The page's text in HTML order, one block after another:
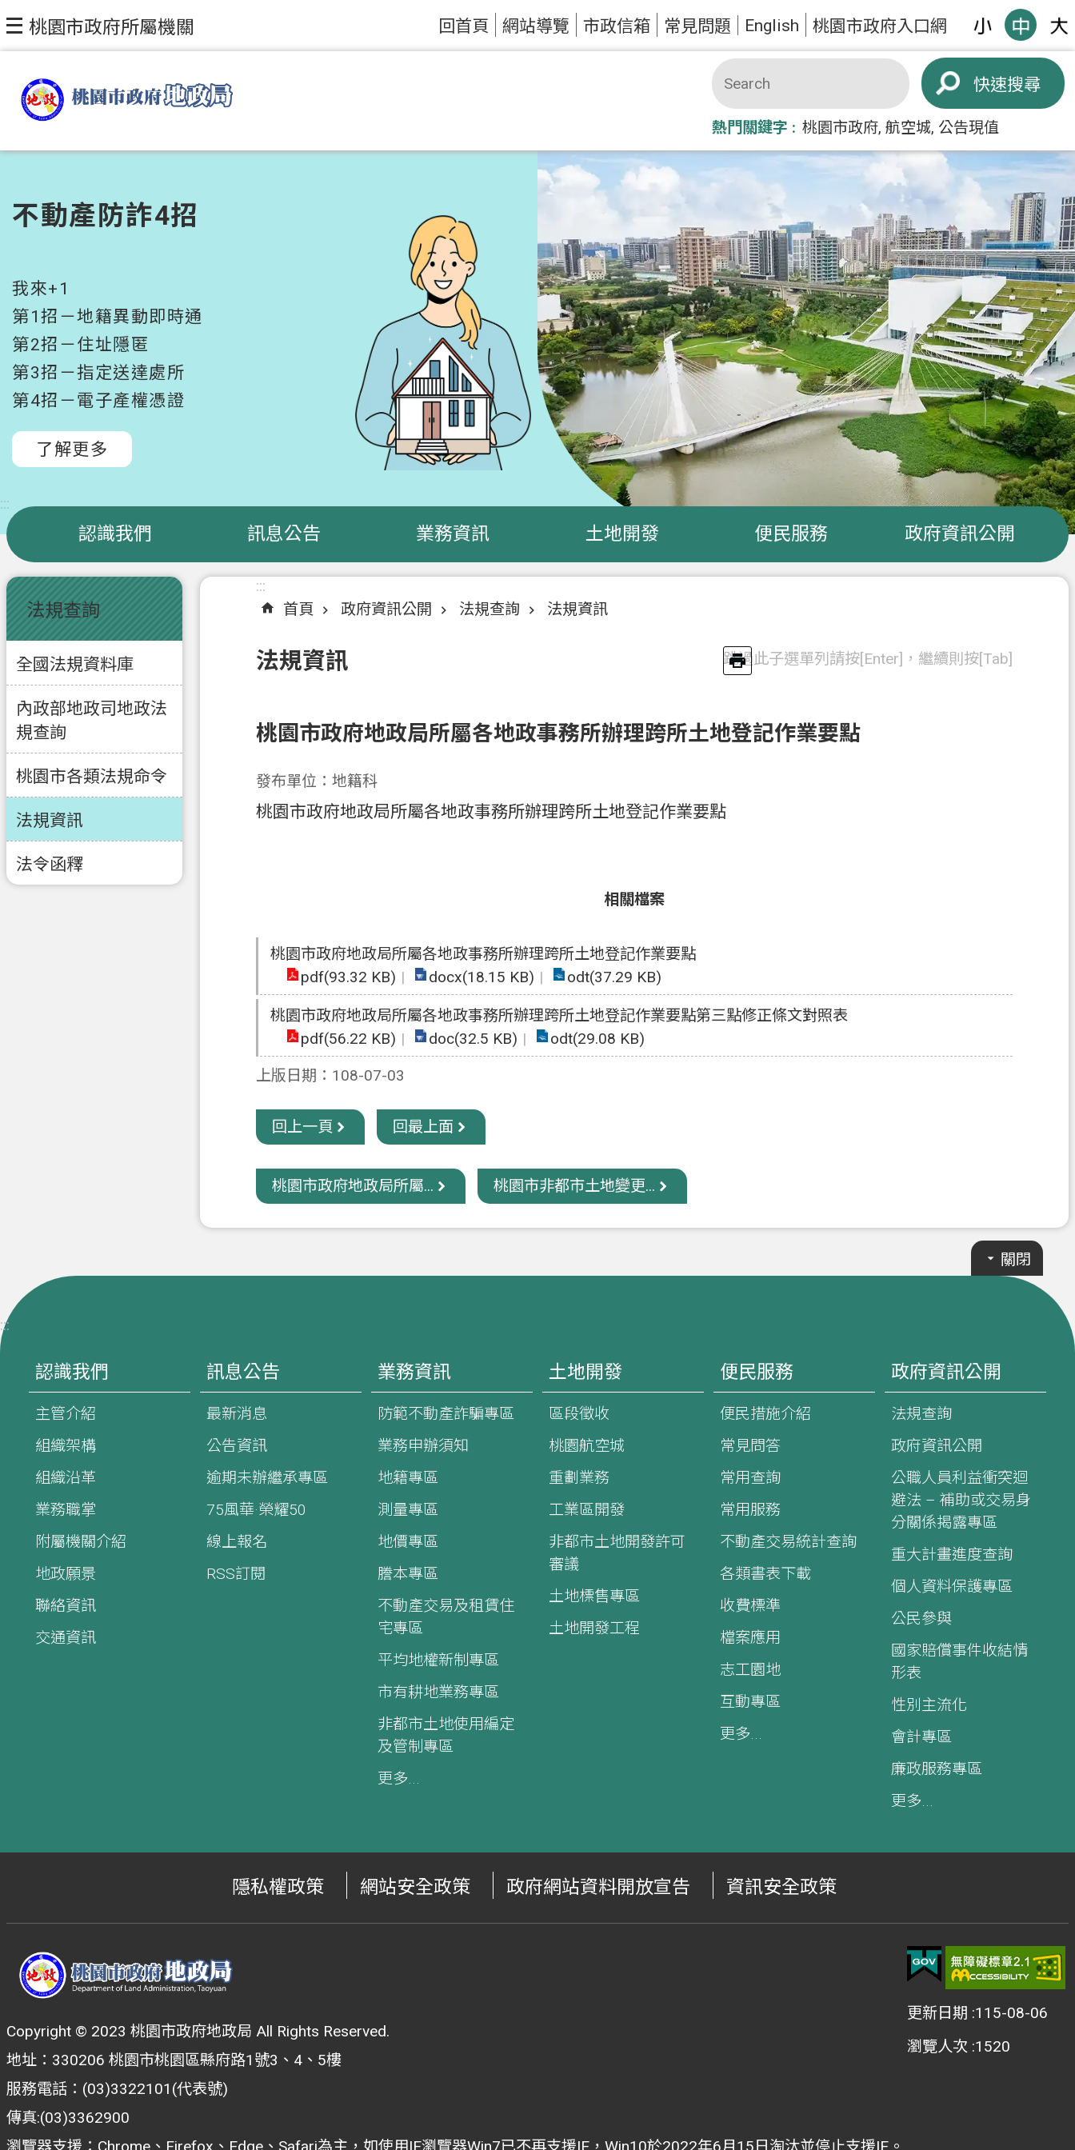
跳到主要內容區塊
桃園市政府所屬機關 回首頁 網站導覽 市政信箱 常見問題 English 桃園市政府入口網
搜尋
熱門關鍵字 桃園市政府 航空城 公告現值
不動產防詐4招
我來+1
第1招－地籍異動即時通
第2招－住址隱匿
第3招－指定送達處所
第4招－電子產權憑證
了解更多
:::
認識我們 訊息公告 業務資訊 土地開發 便民服務 政府資訊公開
:::
法規查詢
全國法規資料庫
內政部地政司地政法
規查詢
桃園市各類法規命令
法規資訊
法令函釋
:::
首頁
政府資訊公開 法規查詢 法規資訊
法規資訊 跳過此子選單列請按[Enter]，繼續則按[Tab]
桃園市政府地政局所屬各地政事務所辦理跨所土地登記作業要點
發布單位：地籍科
桃園市政府地政局所屬各地政事務所辦理跨所土地登記作業要點
相關檔案
桃園市政府地政局所屬各地政事務所辦理跨所土地登記作業要點
pdf(93.32 KB)
docx(18.15 KB) odt(37.29 KB)
桃園市政府地政局所屬各地政事務所辦理跨所土地登記作業要點第三點修正條文對照表
pdf(56.22 KB)
doc(32.5 KB)
odt(29.08 KB)
上版日期：108-07-03
回上一頁 回最上面
桃園市政府地政局所屬... 桃園市非都市土地變更...
關閉
:::
認識我們
主管介紹
組織架構
組織沿革
業務職掌
附屬機關介紹
地政願景
聯絡資訊
交通資訊
訊息公告
最新消息
公告資訊
逾期未辦繼承專區
75風華·榮耀50
線上報名
RSS訂閱
業務資訊
防範不動產詐騙專區
業務申辦須知
地籍專區
測量專區
地價專區
謄本專區
不動產交易及租賃住
宅專區
平均地權新制專區
市有耕地業務專區
非都市土地使用編定
及管制專區
更多...
土地開發
區段徵收
桃園航空城
重劃業務
工業區開發
非都市土地開發許可
審議
土地標售專區
土地開發工程
便民服務
便民措施介紹
常見問答
常用查詢
常用服務
不動產交易統計查詢
各類書表下載
收費標準
檔案應用
志工園地
互動專區
更多...
政府資訊公開
法規查詢
政府資訊公開
公職人員利益衝突迴
避法 – 補助或交易身
分關係揭露專區
重大計畫進度查詢
個人資料保護專區
公民參與
國家賠償事件收結情
形表
性別主流化
會計專區
廉政服務專區
更多...
隱私權政策 網站安全政策 政府網站資料開放宣告 資訊安全政策
Copyright © 2023 桃園市政府地政局 All Rights Reserved.
地址：330206 桃園市桃園區縣府路1號3、4、5樓
服務電話：(03)3322101(代表號)
傳真:(03)3362900
瀏覽器支援：Chrome、Firefox、Edge、Safari為主，如使用IE瀏覽器Win7已不再支援IE，Win10於2022年6月15日淘汰並停止支援IE。
更新日期 115-08-06
瀏覽人次 1520